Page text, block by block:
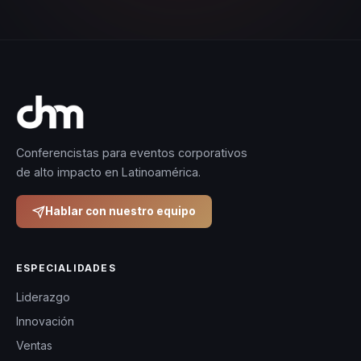
Conferencistas para eventos corporativos
de alto impacto en Latinoamérica.
Hablar con nuestro equipo
ESPECIALIDADES
Liderazgo
Innovación
Ventas